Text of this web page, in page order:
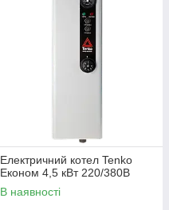
Електричний котел Tenko
Економ 4,5 кВт 220/380В
В наявності